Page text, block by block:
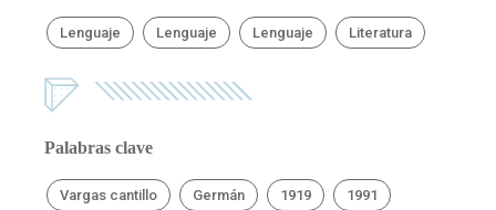
Lenguaje Lenguaje Lenguaje Literatura
Palabras clave
Vargas cantillo Germán 1919 1991